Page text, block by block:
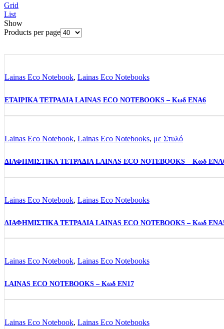
Grid
List
Show
Products per page
Lainas Eco Notebook, Lainas Eco Notebooks
ΕΤΑΙΡΙΚΑ ΤΕΤΡΑΔΙΑ LAINAS ECO NOTEBOOKS – Κωδ ENA6
Lainas Eco Notebook, Lainas Eco Notebooks, με Στυλό
ΔΙΑΦΗΜΙΣΤΙΚΑ ΤΕΤΡΑΔΙΑ LAINAS ECO NOTEBOOKS – Κωδ
Lainas Eco Notebook, Lainas Eco Notebooks
ΔΙΑΦΗΜΙΣΤΙΚΑ ΤΕΤΡΑΔΙΑ LAINAS ECO NOTEBOOKS – Κωδ
Lainas Eco Notebook, Lainas Eco Notebooks
LAINAS ECO NOTEBOOKS – Κωδ EN17
Lainas Eco Notebook, Lainas Eco Notebooks